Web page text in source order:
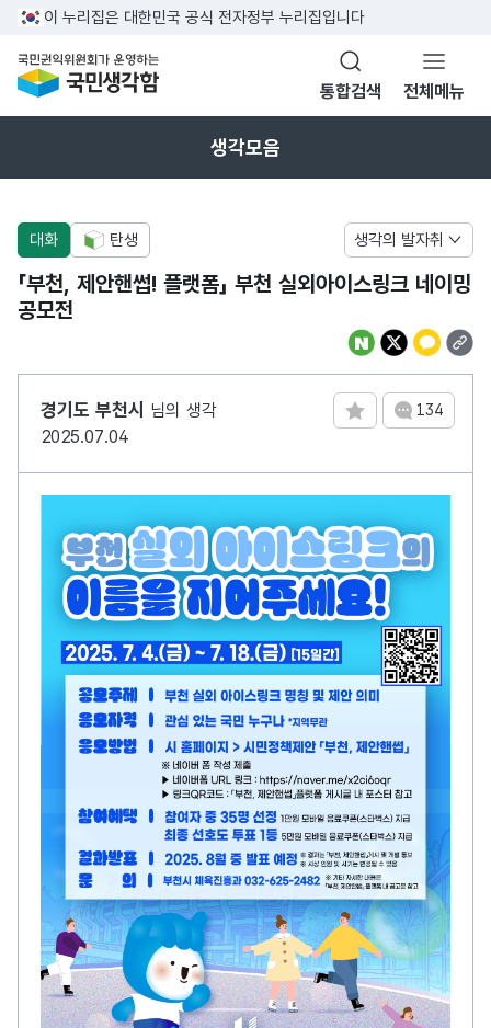
반복영역 건너뛰기
이 누리집은 대한민국 공식 전자정부 누리집입니다
국민권익위원회가 운영하는 국민생각함
통합검색
열기
전체메뉴
생각모음
생각의 발자취
대화 탄생
「부천, 제안핸썹! 플랫폼」 부천 실외아이스링크 네이밍
공모전
경기도 부천시 님의 생각
2025.07.04
댓글 수
134